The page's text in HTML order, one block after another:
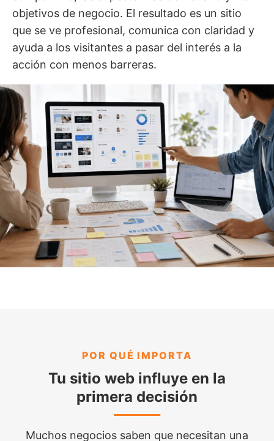
objetivos de negocio. El resultado es un sitio
que se ve profesional, comunica con claridad y
ayuda a los visitantes a pasar del interés a la
acción con menos barreras.
POR QUÉ IMPORTA
Tu sitio web influye en la
primera decisión
Muchos negocios saben que necesitan una